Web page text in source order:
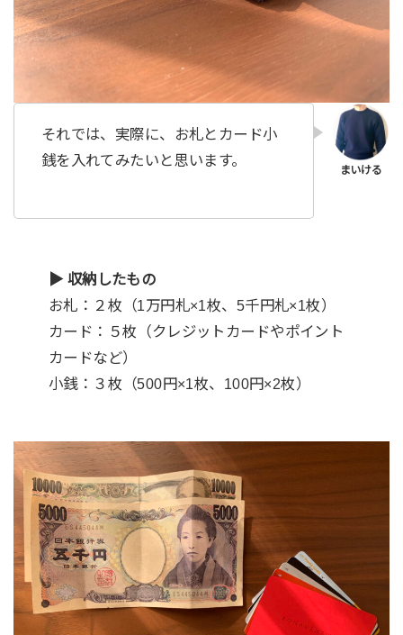
それでは、実際に、お札とカード小
銭を入れてみたいと思います。
▶︎ 収納したもの
お札：２枚（1万円札×1枚、5千円札×1枚）
カード：５枚（クレジットカードやポイント
カードなど）
小銭：３枚（500円×1枚、100円×2枚）